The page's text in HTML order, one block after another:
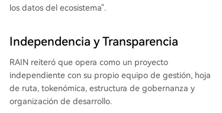
los datos del ecosistema".
Independencia y Transparencia
RAIN reiteró que opera como un proyecto
independiente con su propio equipo de gestión, hoja
de ruta, tokenómica, estructura de gobernanza y
organización de desarrollo.